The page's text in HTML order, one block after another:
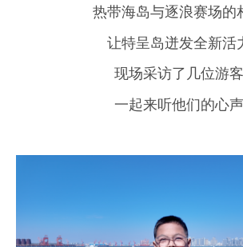
热带海岛与逐浪赛场的
让特呈岛迸发全新活
现场采访了几位游客
一起来听他们的心声